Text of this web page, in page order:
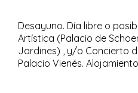
Desayuno. Día libre o
Artística (Palacio de
Jardines) , y/o Concierto
Palacio Vienés. Alojamiento